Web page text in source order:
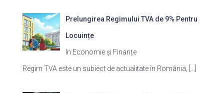
Prelungirea Regimului TVA de 9% Pentru
Locuințe
In Economie și Finanțe
Regim TVA este un subiect de actualitate în România,